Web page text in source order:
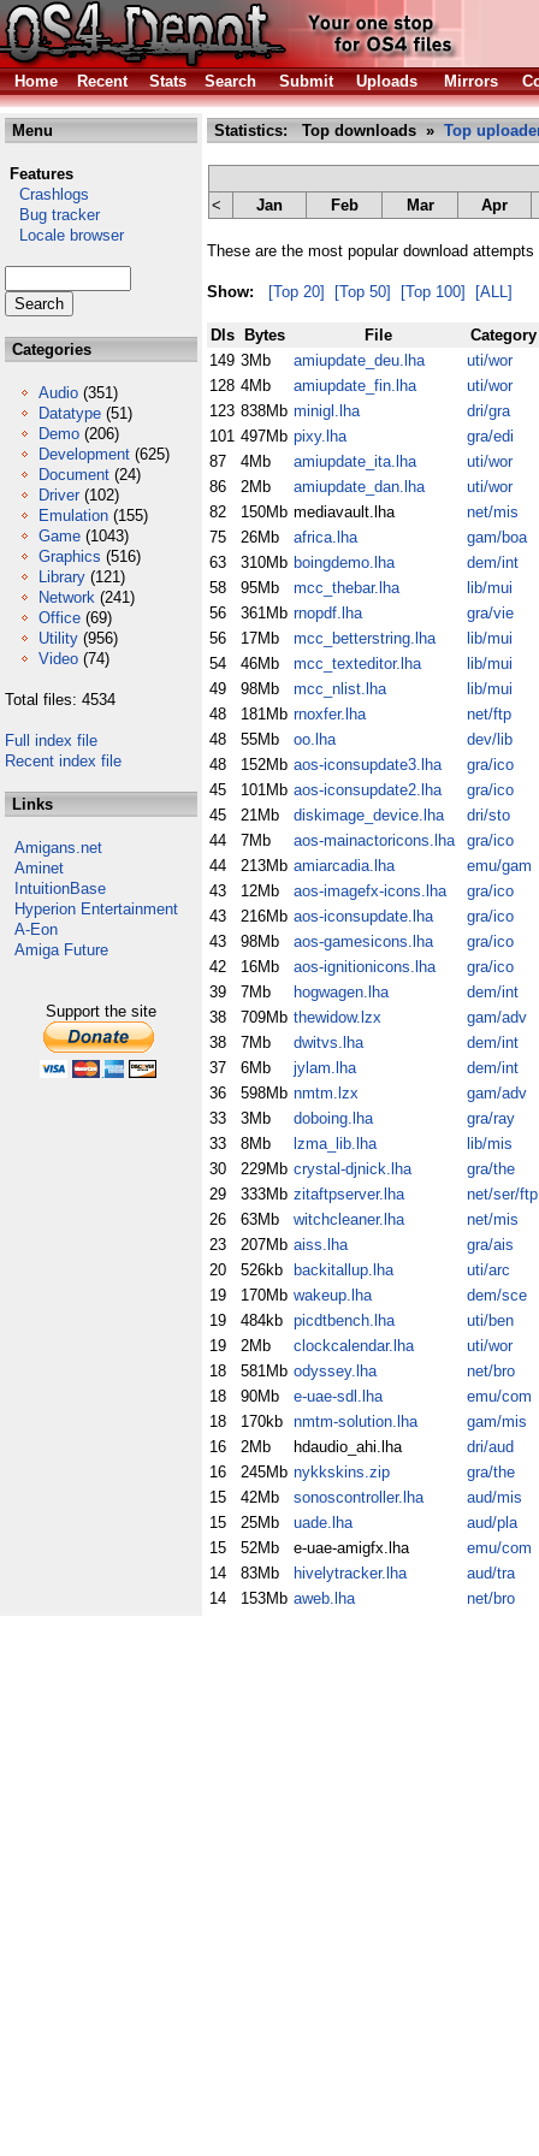
Home Recent Stats Search Submit Uploads Mirrors
Menu
Features
Crashlogs
Bug tracker
Locale browser
Categories
Audio (351)
Datatype (51)
Demo (206)
Development (625)
Document (24)
Driver (102)
Emulation (155)
Game (1043)
Graphics (516)
Library (121)
Network (241)
Office (69)
Utility (956)
Video (74)
Total files: 4534
Full index file
Recent index file
Links
Amigans.net
Aminet
IntuitionBase
Hyperion Entertainment
A-Eon
Amiga Future
Support the site
Statistics: Top downloads » Top
< Jan Feb Mar Apr
These are the most popular download
Show: [Top 20] [Top 50] [Top 100] [ALL]
Dls Bytes File
Category
149 3Mb amiupdate_deu.lha
uti/wor
128 4Mb amiupdate_fin.lha
uti/wor
123 838Mb minigl.lha
dri/gra
101 497Mb pixy.lha
gra/edi
87
4Mb amiupdate_ita.lha
uti/wor
86
2Mb amiupdate_dan.lha
uti/wor
82
150Mb mediavault.lha
net/mis
75
26Mb africa.lha
gam/boa
63
310Mb boingdemo.lha
dem/int
58
95Mb mcc_thebar.lha
lib/mui
56
361Mb rnopdf.lha
gra/vie
56
17Mb mcc_betterstring.lha
lib/mui
54
46Mb mcc_texteditor.lha
lib/mui
49
98Mb mcc_nlist.lha
lib/mui
48
181Mb rnoxfer.lha
net/ftp
48
55Mb oo.lha
dev/lib
48
152Mb aos-iconsupdate3.lha
gra/ico
45
101Mb aos-iconsupdate2.lha
gra/ico
45
21Mb diskimage_device.lha
dri/sto
44
7Mb aos-mainactoricons.lha
gra/ico
44
213Mb amiarcadia.lha
emu/gam
43
12Mb aos-imagefx-icons.lha
gra/ico
43
216Mb aos-iconsupdate.lha
gra/ico
43
98Mb aos-gamesicons.lha
gra/ico
42
16Mb aos-ignitionicons.lha
gra/ico
39
7Mb hogwagen.lha
dem/int
38
709Mb thewidow.lzx
gam/adv
38
7Mb dwitvs.lha
dem/int
37
6Mb jylam.lha
dem/int
36
598Mb nmtm.lzx
gam/adv
33
3Mb doboing.lha
gra/ray
33
8Mb lzma_lib.lha
lib/mis
30
229Mb crystal-djnick.lha
gra/the
29
333Mb zitaftpserver.lha
net/ser/ftp
26
63Mb witchcleaner.lha
net/mis
23
207Mb aiss.lha
gra/ais
20
526kb backitallup.lha
uti/arc
19
170Mb wakeup.lha
dem/sce
19
484kb picdtbench.lha
uti/ben
19
2Mb clockcalendar.lha
uti/wor
18
581Mb odyssey.lha
net/bro
18
90Mb e-uae-sdl.lha
emu/com
18
170kb nmtm-solution.lha
gam/mis
16
2Mb hdaudio_ahi.lha
dri/aud
16
245Mb nykkskins.zip
gra/the
15
42Mb sonoscontroller.lha
aud/mis
15
25Mb uade.lha
aud/pla
15
52Mb e-uae-amigfx.lha
emu/com
14
83Mb hivelytracker.lha
aud/tra
14
153Mb aweb.lha net/bro